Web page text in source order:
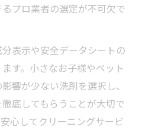
プロ業者の選定が不可欠で
表示や安全データシートの
す。小さなお子様やペット
響が少ない洗剤を選択し、
底してもらうことが大切で
心してクリーニングサービ